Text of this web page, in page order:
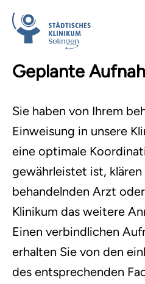
Geplante
Sie haben von Ihrem
Einweisung in unsere
eine optimale
gewährleistet ist,
behandelnden Arzt
Klinikum das weitere
Einen verbindlichen
erhalten Sie von den
des entsprechenden